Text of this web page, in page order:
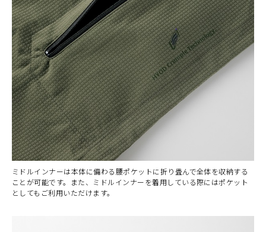
ミドルインナーは本体に備わる腰ポケットに折り畳んで全体を収納する
ことが可能です。また、ミドルインナーを着用している際にはポケット
としてもご利用いただけます。